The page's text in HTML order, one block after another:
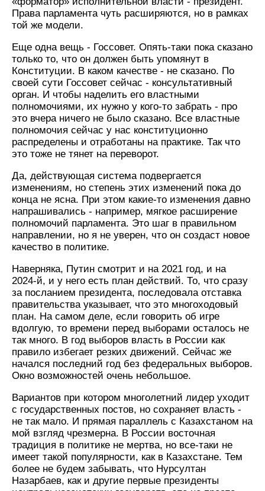
Права парламента чуть расширяются, но в рамках
той же модели.
Еще одна вещь - Госсовет. Опять-таки пока сказано
только то, что он должен быть упомянут в
Конституции. В каком качестве - не сказано. По
своей сути Госсовет сейчас - консультативный
орган. И чтобы наделить его властными
полномочиями, их нужно у кого-то забрать - про
это вчера ничего не было сказано. Все властные
полномочия сейчас у нас конституционно
распределены и отработаны на практике. Так что
это тоже не тянет на переворот.
Да, действующая система подвергается
изменениям, но степень этих изменений пока до
конца не ясна. При этом какие-то изменения давно
напрашивались - например, мягкое расширение
полномочий парламента. Это шаг в правильном
направлении, но я не уверен, что он создаст новое
качество в политике.
Наверняка, Путин смотрит и на 2021 год, и на
2024-й, и у него есть план действий. То, что сразу
за посланием президента, последовала отставка
правительства указывает, что это многоходовый
план. На самом деле, если говорить об игре
вдолгую, то времени перед выборами осталось не
так много. В год выборов власть в России как
правило избегает резких движений. Сейчас же
начался последний год без федеральных выборов.
Окно возможностей очень небольшое.
Вариантов при котором многолетний лидер уходит
с государственных постов, но сохраняет власть -
не так мало. И прямая параллель с Казахстаном на
мой взгляд чрезмерна. В России восточная
традиция в политике не мертва, но все-таки не
имеет такой популярности, как в Казахстане. Тем
более не будем забывать, что Нурсултан
Назарбаев, как и другие первые президенты